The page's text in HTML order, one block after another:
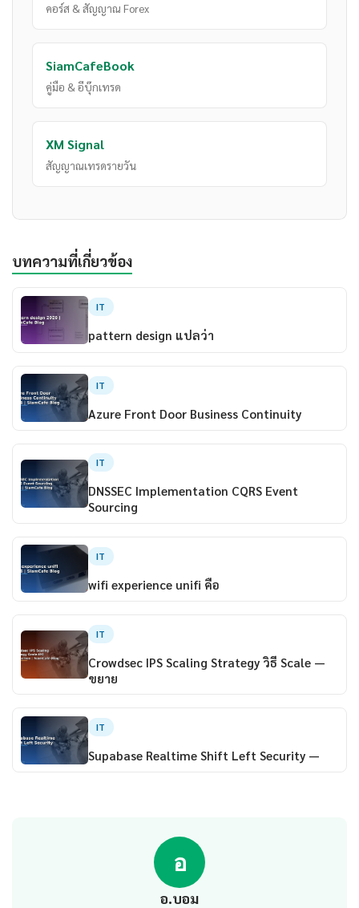
คอร์ส & สัญญาณ Forex
SiamCafeBook
คู่มือ & อีบุ๊กเทรด
XM Signal
สัญญาณเทรดรายวัน
บทความที่เกี่ยวข้อง
IT
pattern design แปลว่า
IT
Azure Front Door Business Continuity
IT
DNSSEC Implementation CQRS Event
Sourcing
IT
wifi experience unifi คือ
IT
Crowdsec IPS Scaling Strategy วิธี Scale —
ขยาย
IT
Supabase Realtime Shift Left Security —
อ
อ.บอม